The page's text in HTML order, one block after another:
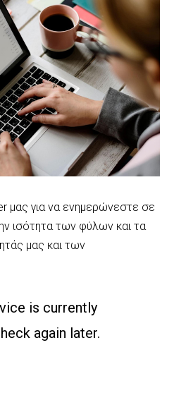
μας για να ενημερώνεστε σε
ισότητα των φύλων και τα
μας και των
is currently
again later.